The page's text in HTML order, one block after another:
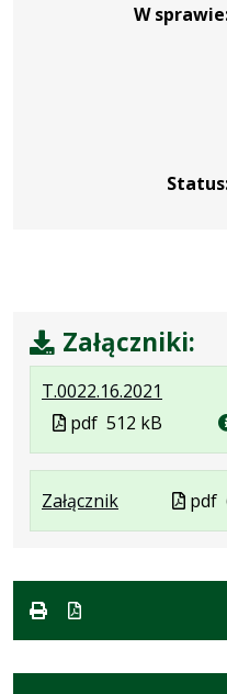
W
Załączniki:
T.0022.16.2021
pdf
512
kB
Otwiera
w
nowej
Plik
w
formacie
pdf 512 kB
Załącznik.
Plik
formacie:
.
Rozmiar
677
.
Otwiera
w
Plik
w
pdf